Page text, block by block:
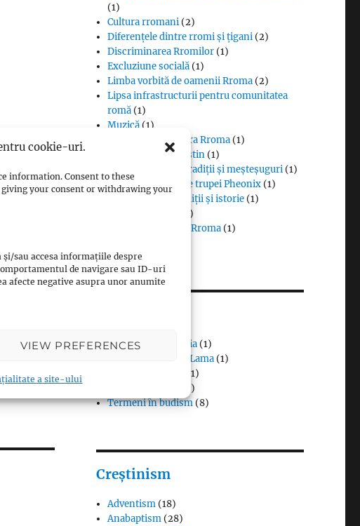
cookie-uri.
information. Consent to these
giving your consent or withdrawing your
sau accesa informațiile despre
de navigare sau ID-uri
afecte negative asupra unor anumite
VIEW PREFERENCES
a site-ului
(1)
Cultura rromani (2)
Diferențele dintre rromi și țigani (2)
Discriminarea Rromilor (1)
Excluziune socială (1)
Limba vorbită de oamenii Rroma (2)
Lipsa infrastructurii pentru comunitatea
romă (1)
Muzică(1)
Proverbe din cultura Rroma (1)
Romii și cultul creștin (1)
Rromii căldărari: tradiții și meșteșuguri (1)
Rromii în melodiile trupei Pheonix (1)
Rromii slătari: tradiții și istorie (1)
(1)
Steagul oamenilor Rroma (1)
Budismul în Japonia (1)
Interviuri cu Dalai Lama (1)
(1)
(1)
Termeni în budism(8)
Creștinism
Adventism (18)
Anabaptism (28)